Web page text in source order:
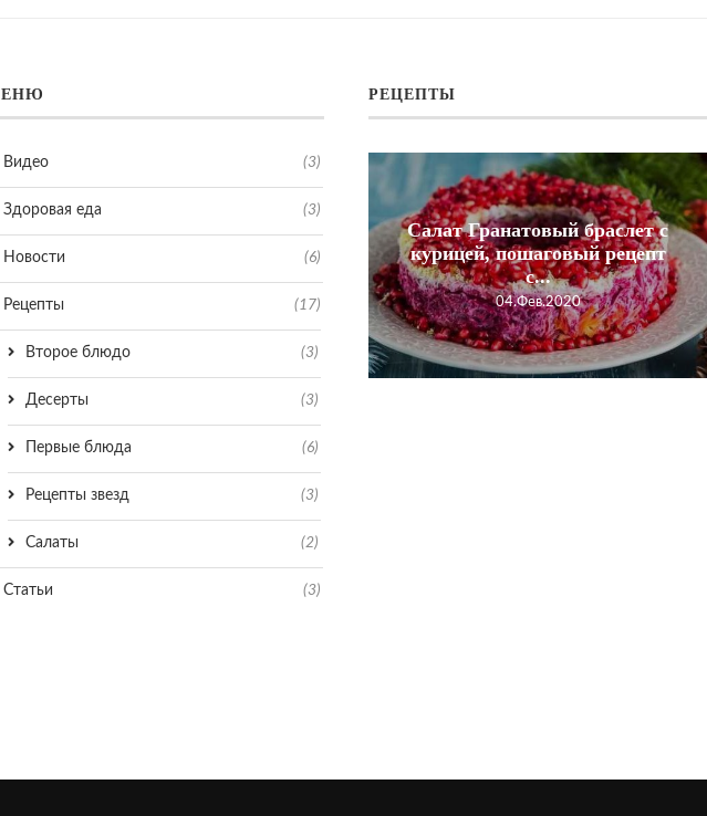
Видео (3)
Здоровая еда (3)
Новости (6)
Рецепты (17)
Второе блюдо (3)
Десерты (3)
Первые блюда (6)
Рецепты звезд (3)
Салаты (2)
Статьи (3)
РЕЦЕПТЫ
04.Фев.2020
Салат Гранатовый браслет с
курицей, пошаговый рецепт
с...
04.Фев.2020